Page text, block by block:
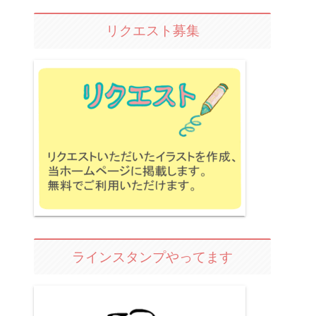
リクエスト募集
ラインスタンプやってます